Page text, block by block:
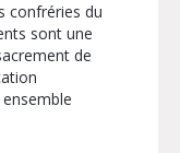
confréries du
sont une
de